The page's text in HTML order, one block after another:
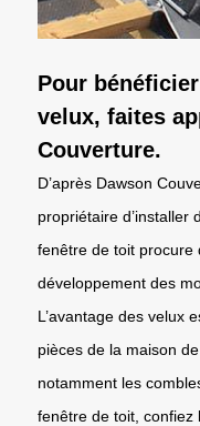
Pour
velux, faites
Couverture.
D’après Dawson
propriétaire d’installer
fenêtre de toit procure
développement des
L’avantage des velux
pièces de la maison
notamment les
fenêtre de toit, confiez